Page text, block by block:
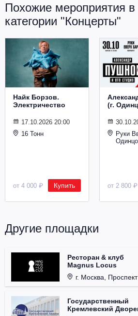
Похожие мероприятия в
категории "Концерты"
Найк Борзов.
Электричество
17.10.2026 20:00
16 Тонн
от 4 000 ₽ Купить
(г.
Руки
от 2 800 ₽
Другие площадки
Ресторан & клуб
Magnus Locus
г. Москва, Проспект Мира, д. 12, стр. 9.
Государственный
Кремлевский